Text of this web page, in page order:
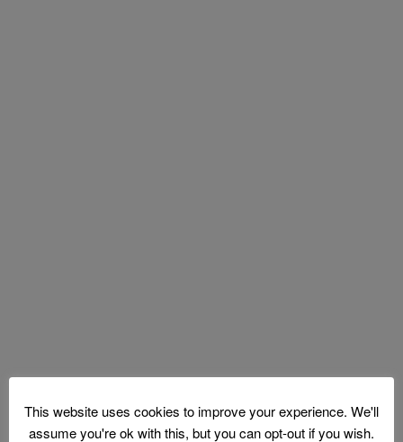
This website uses cookies to improve your experience. We'll
assume you're ok with this, but you can opt-out if you wish.